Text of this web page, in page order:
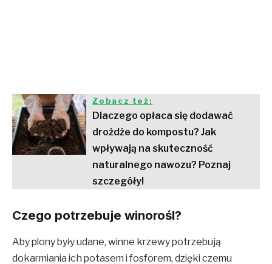
Zobacz też:
Dlaczego opłaca się dodawać
drożdże do kompostu? Jak
wpływają na skuteczność
naturalnego nawozu? Poznaj
szczegóły!
Czego potrzebuje winorośl?
Aby plony były udane, winne krzewy potrzebują
dokarmiania ich potasem i fosforem, dzięki czemu